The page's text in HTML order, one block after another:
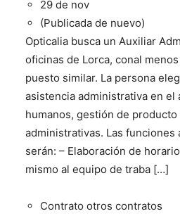
29 de nov
(Publicada de nuevo)
Opticalia busca un Auxiliar
oficinas de Lorca, conal
puesto similar. La persona
asistencia administrativa en el
humanos, gestión de producto
administrativas. Las funciones
serán: – Elaboración de
mismo al equipo de traba […]
Contrato otros contratos